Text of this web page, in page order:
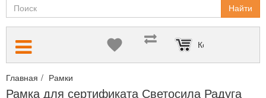
Найти
Корзина пуста
Главная Рамки
Рамка для сертификата Светосила Радуга